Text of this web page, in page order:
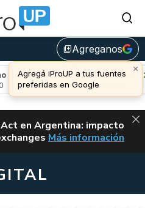
library_addAgreganos
×
Agregá iProUP a tus fuentes
preferidas en Google
Avalanche
u$s 6,54
en Argentina: impacto
CLARITY ACT EN
Más información